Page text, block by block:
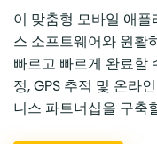
이 맞춤형 모바일 애
스 소프트웨어와 원활
빠르고 빠르게 완료할
정, GPS 추적 및 온라
니스 파트너십을 구축